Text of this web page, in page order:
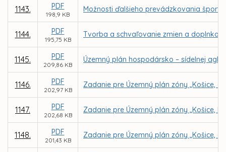
1143. PDF
198,9 KB
Možnosti ďalšieho prevádzkovania
1144. PDF
195,75 KB
Tvorba a schvaľovanie zmien a doplnkov
1145. PDF
209,86 KB
Územný plán hospodársko – sídelnej
1146. PDF
202,97 KB
Zadanie pre Územný plán zóny „Košice,
1147. PDF
202,68 KB
Zadanie pre Územný plán zóny „Košice,
1148. PDF
201,43 KB
Zadanie pre Územný plán zóny „Košice,